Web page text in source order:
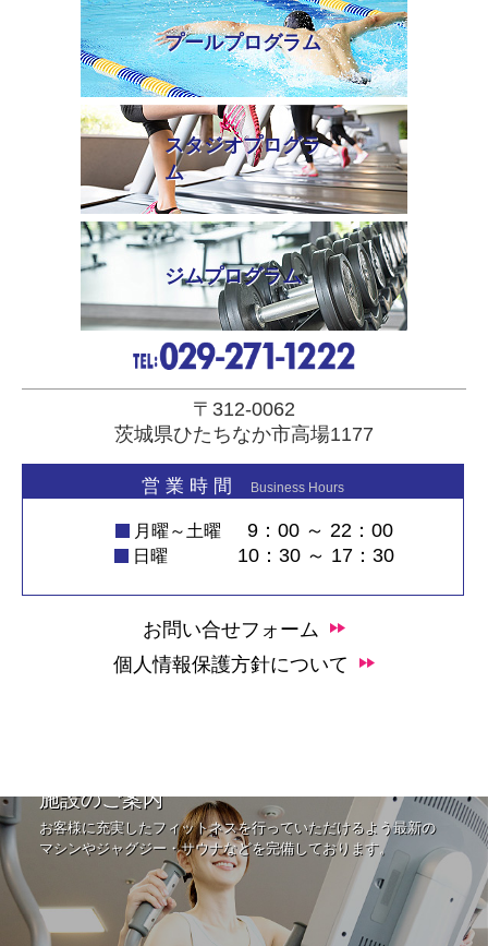
プールプログラム
スタジオプログラ
ム
ジムプログラム
〒312-0062
茨城県ひたちなか市高場1177
営 業 時 間 Business Hours
月曜～土曜 9：00 ～ 22：00
日曜 10：30 ～ 17：30
お問い合せフォーム
個人情報保護方針について
施設のご案内
お客様に充実したフィットネスを行っていただけるよう最新の
マシンやジャグジー・サウナなどを完備しております。